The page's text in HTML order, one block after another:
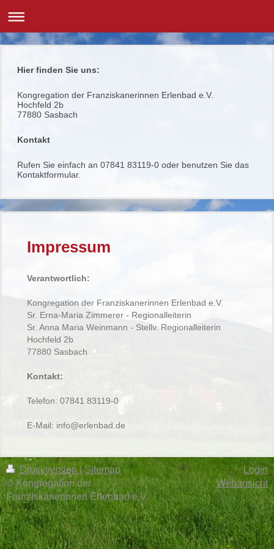
Hier finden Sie uns:
Kongregation der Franziskanerinnen Erlenbad e.V.
Hochfeld 2b
77880 Sasbach
Kontakt
Rufen Sie einfach an 07841 83119-0 oder benutzen Sie das
Kontaktformular.
Impressum
Verantwortlich:
Kongregation der Franziskanerinnen Erlenbad e.V.
Sr. Erna-Maria Zimmerer - Regionalleiterin
Sr. Anna Maria Weinmann - Stellv. Regionalleiterin
Hochfeld 2b
77880 Sasbach
Kontakt:
Telefon: 07841 83119-0
E-Mail: info@erlenbad.de
Druckversion | Sitemap
© Kongregation der
Franziskanerinnen Erlenbad e.V.
Login
Webansicht